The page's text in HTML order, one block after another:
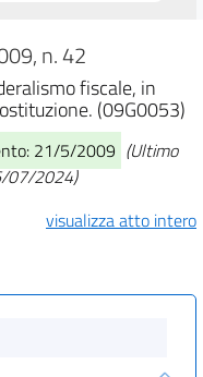
n. 42
fiscale, in
(09G0053)
21/5/2009 (Ultimo
07/2024)
visualizza atto intero